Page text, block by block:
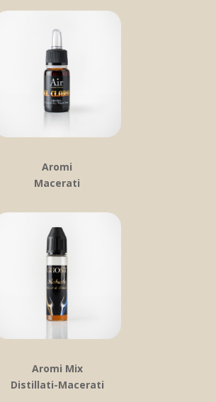
Aromi
Macerati
Aromi Mix
Distillati-Macerati